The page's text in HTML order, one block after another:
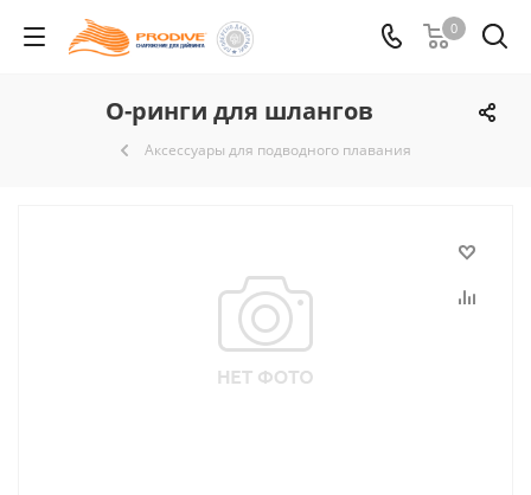
0
О-ринги для шлангов
Аксессуары для подводного плавания